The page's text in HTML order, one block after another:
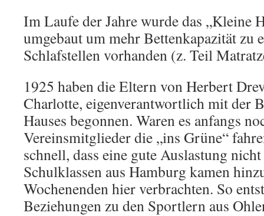
Im Laufe der Jahre wurde das „Kleine
umgebaut um mehr Bettenkapazität zu
Schlafstellen vorhanden (z. Teil
1925 haben die Eltern von Herbert
Charlotte, eigenverantwortlich mit der
Hauses begonnen. Waren es anfangs
Vereinsmitglieder die „ins Grüne“
schnell, dass eine gute Auslastung
Schulklassen aus Hamburg kamen
Wochenenden hier verbrachten. So
Beziehungen zu den Sportlern aus